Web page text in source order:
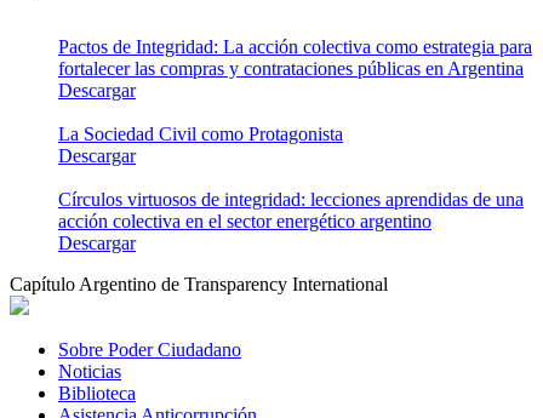
Pactos de Integridad: La acción colectiva como estrategia para
fortalecer las compras y contrataciones públicas en Argentina
Descargar
La Sociedad Civil como Protagonista
Descargar
Círculos virtuosos de integridad: lecciones aprendidas de una
acción colectiva en el sector energético argentino
Descargar
Capítulo Argentino de Transparency International
Sobre Poder Ciudadano
Noticias
Biblioteca